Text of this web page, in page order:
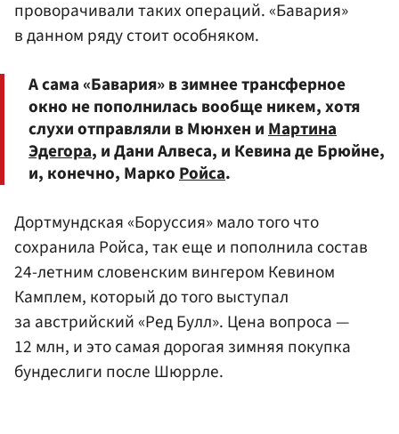
проворачивали таких операций. «Бавария»
в данном ряду стоит особняком.
А сама «Бавария» в зимнее трансферное
окно не пополнилась вообще никем, хотя
слухи отправляли в Мюнхен иМартина
Эдегора, и Дани Алвеса, и Кевина де Брюйне,
и, конечно, МаркоРойса.
Дортмундская «Боруссия» мало того что
сохранила Ройса, так еще и пополнила состав
24-летним словенским вингером Кевином
Камплем, который до того выступал
за австрийский «Ред Булл». Цена вопроса —
12 млн, и это самая дорогая зимняя покупка
бундеслиги после Шюррле.